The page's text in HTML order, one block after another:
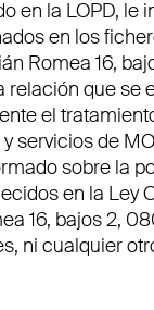
en la LOPD,
en los
Romea 16,
que
el
de
sobre la
en la Ley
16, bajos 2,
ni cualquier